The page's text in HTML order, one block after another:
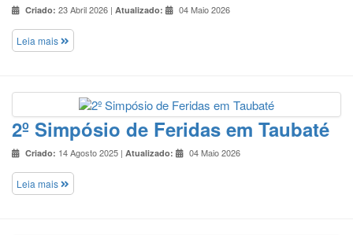
Criado: 23 Abril 2026 | Atualizado: 04 Maio 2026
Leia mais
2º Simpósio de Feridas em Taubaté
Criado: 14 Agosto 2025 | Atualizado: 04 Maio 2026
Leia mais